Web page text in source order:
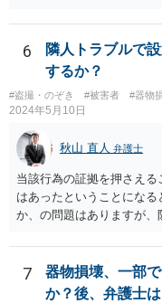
ントアウトして、お近く
ます。 ご参考までに。
6
隣人トラブルで
するか？
#盗撮・のぞき #被害者 #器物
2024年5月10日
秋山 直人 弁護士
当該行為の証拠を押さえ
はあったということにな
か、の問題はありますが
「盗撮」という指摘はあ
7
器物損壊、一部
か？後、弁護士